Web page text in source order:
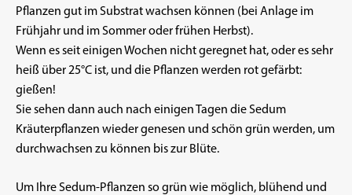
Pflanzen gut im Substrat wachsen können (bei Anlage im
Frühjahr und im Sommer oder frühen Herbst).
Wenn es seit einigen Wochen nicht geregnet hat, oder es sehr
heiß über 25°C ist, und die Pflanzen werden rot gefärbt:
gießen!
Sie sehen dann auch nach einigen Tagen die Sedum
Kräuterpflanzen wieder genesen und schön grün werden, um
durchwachsen zu können bis zur Blüte.
Um Ihre Sedum-Pflanzen so grün wie möglich, blühend und